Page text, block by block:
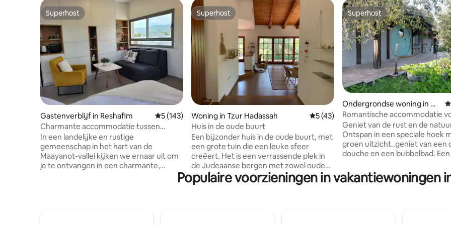
Superhost
Superhost
Gastenverblijf in Reshafim Gemiddelde beoordeling van 5 uit 5, 143 recensies
5 (143)
Charmante accommodatie tussen
Gilead en Gilboa
In een landelijke en rustige
gemeenschap in het hart van de
Maayanot-vallei kijken we ernaar uit om
je te ontvangen in een charmante,
gelegen op een aparte verdieping boven
Superhost
Superhost
Woning in Tzur Hadassah Gemiddelde beoordeling van 5 uit 5, 43
5 (43)
Huis in de oude buurt
Een bijzonder huis in de oude buurt, met
een grote tuin die een leuke sfeer
creëert. Het is een verrassende plek in
de Judeaanse bergen met zowel oude
als jonge bomen. Het huis is comfortabel
en verwent tot op zekere hoogte, een
Superhost
Superhost
Ondergrondse woning in Na
taf
Romantische accommodatie voor 2
personen met uitzicht
Geniet van de rust en de
Ontspan in een speciale hoek
groen uitzicht..geniet van een
douche en een bubbelbad. Een unieke
zichtbare rots, als de muur
B&B is gebouwd. Zimmer in de
Populaire voorzieningen in vakantiewoningen